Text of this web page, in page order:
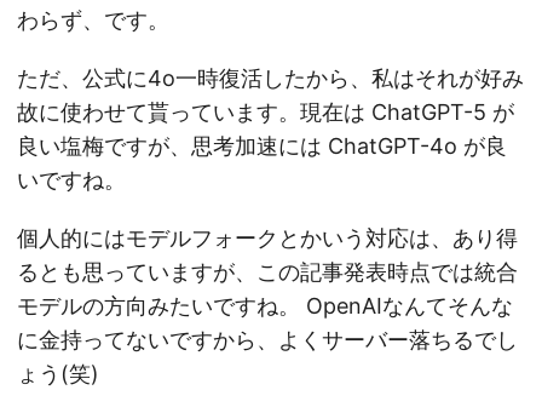
わらず、です。
ただ、公式に4o一時復活したから、私はそれが好み
故に使わせて貰っています。現在は ChatGPT-5 が
良い塩梅ですが、思考加速には ChatGPT-4o が良
いですね。
個人的にはモデルフォークとかいう対応は、あり得
るとも思っていますが、この記事発表時点では統合
モデルの方向みたいですね。 OpenAIなんてそんな
に金持ってないですから、よくサーバー落ちるでし
ょう(笑)